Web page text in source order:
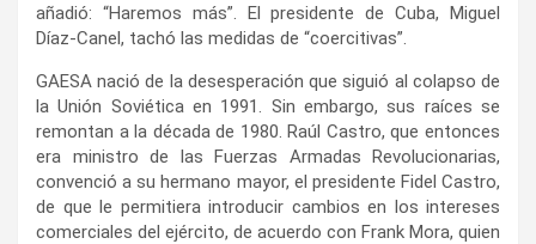
añadió: “Haremos más”. El presidente de Cuba, Miguel
Díaz-Canel, tachó las medidas de “coercitivas”.
GAESA nació de la desesperación que siguió al colapso de
la Unión Soviética en 1991. Sin embargo, sus raíces se
remontan a la década de 1980. Raúl Castro, que entonces
era ministro de las Fuerzas Armadas Revolucionarias,
convenció a su hermano mayor, el presidente Fidel Castro,
de que le permitiera introducir cambios en los intereses
comerciales del ejército, de acuerdo con Frank Mora, quien